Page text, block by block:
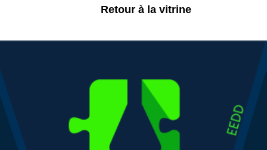
Retour à la vitrine